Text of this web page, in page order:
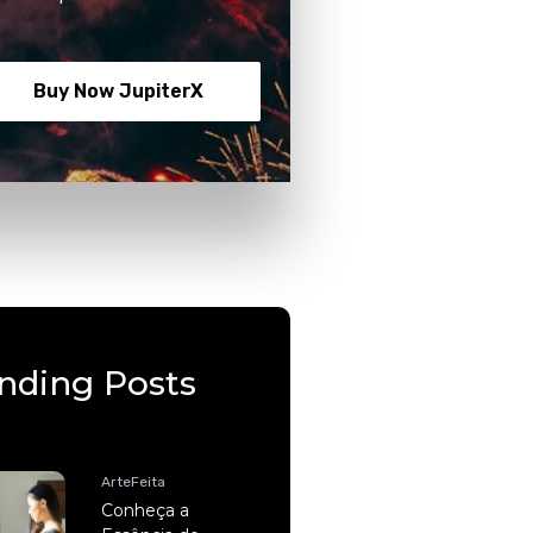
Buy Now JupiterX
Posts
ArteFeita
Conheça a